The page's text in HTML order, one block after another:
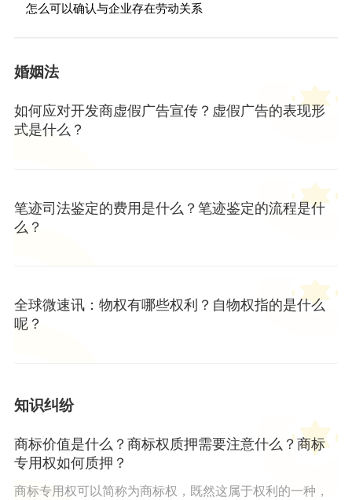
怎么可以确认与企业存在劳动关系
婚姻法
如何应对开发商虚假广告宣传？虚假广告的表现形
式是什么？
笔迹司法鉴定的费用是什么？笔迹鉴定的流程是什
么？
全球微速讯：物权有哪些权利？自物权指的是什么
呢？
知识纠纷
商标价值是什么？商标权质押需要注意什么？商标
专用权如何质押？
商标专用权可以简称为商标权，既然这属于权利的一种，